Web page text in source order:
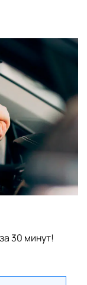
30 минут!